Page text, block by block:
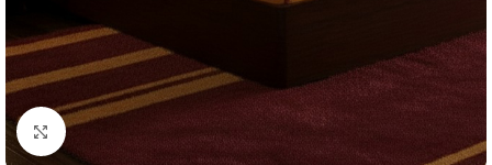
Resmi Büyüt